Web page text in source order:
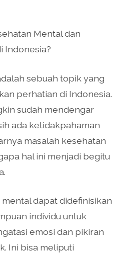
Mental dan
Indonesia?
sebuah topik yang
perhatian di Indonesia.
sudah mendengar
ada ketidakpahaman
masalah kesehatan
hal ini menjadi begitu
dapat didefinisikan
individu untuk
emosi dan pikiran
Ini bisa meliputi